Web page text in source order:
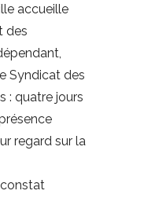
accueille
des
Syndicat des
: quatre jours
regard sur la